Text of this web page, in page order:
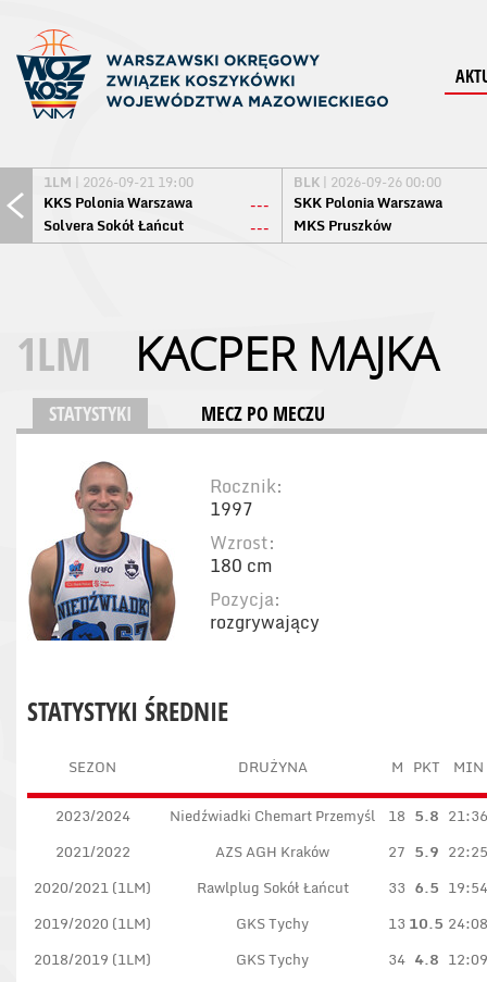
1LM | 2026-09-21 19:00
KKS Polonia Warszawa
---
Solvera Sokół Łańcut
---
BLK | 2026-09-26 00:00
SKK Polonia Warszawa
MKS Pruszków
1LM KACPER MAJKA
STATYSTYKI MECZ PO MECZU
Rocznik:
1997
Wzrost:
180 cm
Pozycja:
rozgrywający
STATYSTYKI ŚREDNIE
SEZON DRUŻYNA M PKT MIN
2023/2024 Niedźwiadki Chemart Przemyśl 18 5.8 21:36
2021/2022
AZS AGH Kraków 27 5.9 22:25
2020/2021 (1LM)
Rawlplug Sokół Łańcut 33 6.5 19:54
2019/2020 (1LM)
GKS Tychy 13 10.5 24:08
2018/2019 (1LM)
GKS Tychy 34 4.8 12:09